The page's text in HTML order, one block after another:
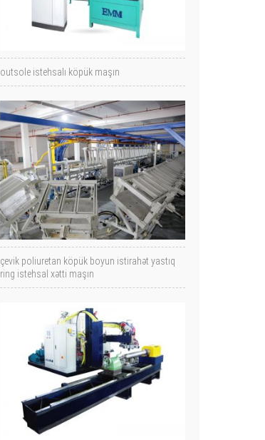
outsole istehsalı köpük maşın
çevik poliuretan köpük boyun istirahət yastıq
ring istehsal xətti maşın